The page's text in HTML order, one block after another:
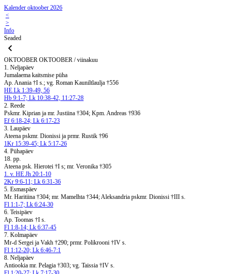
Kalender oktoober 2026
<
>
Info
Seaded
OKTOOBER OKTOOBER / viinakuu
1. Neljapäev
Jumalaema kaitsmise püha
Ap. Anania †I s.; vg. Roman Kauniltlaulja †556
HE Lk 1:39-49, 56
Hb 9:1-7; Lk 10:38-42, 11:27-28
2. Reede
Pskmr. Kiprian ja mr. Justiina †304; Kpm. Andreas †936
Ef 6:18-24; Lk 6:17-23
3. Laupäev
Ateena pskmr. Dionissi ja prmr. Rustik †96
1Kr 15:39-45; Lk 5:17-26
4. Pühapäev
18. pp.
Ateena psk. Hierotei †I s; mr. Veronika †305
1. v. HE Jh 20:1-10
2Kr 9:6-11; Lk 6:31-36
5. Esmaspäev
Mr. Haritiina †304; mr. Mamelhta †344; Aleksandria pskmr. Dionissi †III s.
Fl 1:1-7; Lk 6:24-30
6. Teisipäev
Ap. Toomas †I s.
Fl 1:8-14; Lk 6:37-45
7. Kolmapäev
Mr-d Sergei ja Vakh †290; prmr. Polikrooni †IV s.
Fl 1:12-20; Lk 6:46-7:1
8. Neljapäev
Antiookia mr. Pelagia †303; vg. Taissia †IV s.